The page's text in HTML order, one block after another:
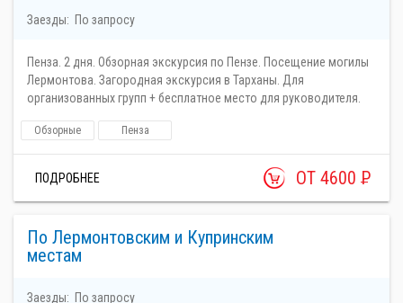
Заезды: По запросу
Пенза. 2 дня. Обзорная экскурсия по Пензе. Посещение могилы
Лермонтова. Загородная экскурсия в Тарханы. Для
организованных групп + бесплатное место для руководителя.
Обзорные Пенза
ПОДРОБНЕЕ ОТ 4600 Р
По Лермонтовским и Купринским
местам
Заезды: По запросу